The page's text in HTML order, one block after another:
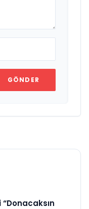
GÖNDER